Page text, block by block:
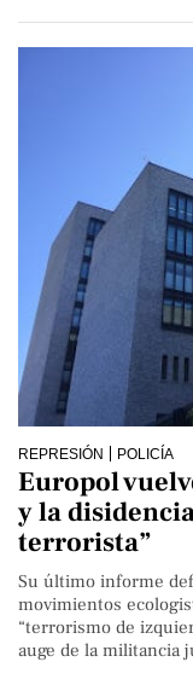
REPRESIÓN POLICÍA
Europol
y la
terrorista”
Su último informe
movimientos
“terrorismo de
auge de la militancia